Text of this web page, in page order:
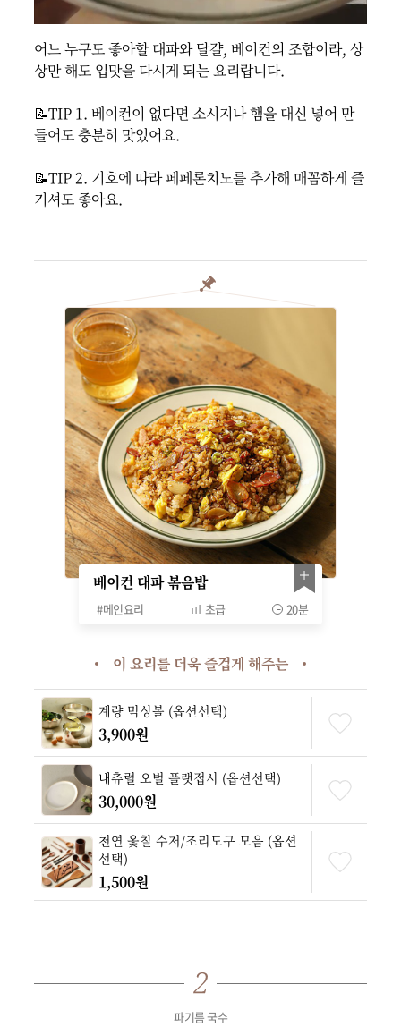
어느 누구도 좋아할 대파와 달걀, 베이컨의 조합이라, 상
상만 해도 입맛을 다시게 되는 요리랍니다.
📝TIP 1. 베이컨이 없다면 소시지나 햄을 대신 넣어 만
들어도 충분히 맛있어요.
📝TIP 2. 기호에 따라 페페론치노를 추가해 매꼼하게 즐
기셔도 좋아요.
베이컨 대파 볶음밥
#메인요리 초급 20분
이 요리를 더욱 즐겁게 해주는
계량 믹싱볼 (옵션선택)
3,900원
내츄럴 오벌 플랫접시 (옵션선택)
30,000원
천연 옻칠 수저/조리도구 모음 (옵션
선택)
1,500원
파기름 국수